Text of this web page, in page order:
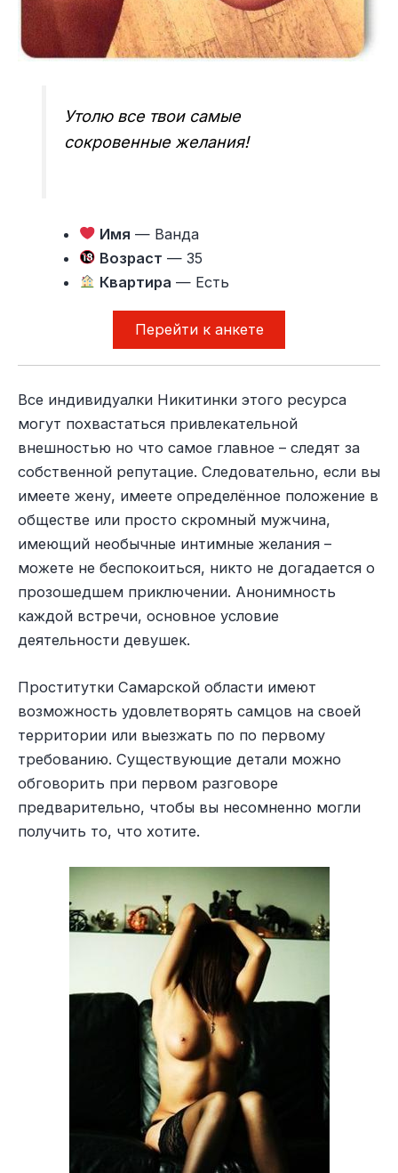
Утолю все твои самые
сокровенные желания!
Имя — Ванда
Возраст — 35
Квартира — Есть
Перейти к анкете
Все индивидуалки Никитинки этого ресурса
могут похвастаться привлекательной
внешностью но что самое главное – следят за
собственной репутацие. Следовательно, если вы
имеете жену, имеете определённое положение в
обществе или просто скромный мужчина,
имеющий необычные интимные желания –
можете не беспокоиться, никто не догадается о
прозошедшем приключении. Анонимность
каждой встречи, основное условие
деятельности девушек.
Проститутки Самарской области имеют
возможность удовлетворять самцов на своей
территории или выезжать по по первому
требованию. Существующие детали можно
обговорить при первом разговоре
предварительно, чтобы вы несомненно могли
получить то, что хотите.